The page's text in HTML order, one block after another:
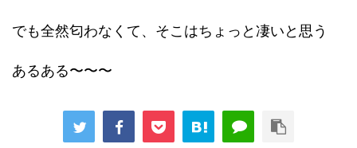
でも全然匂わなくて、そこはちょっと凄いと思う
あるある〜〜〜